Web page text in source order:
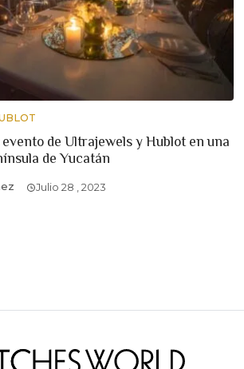
de Ultrajewels y Hublot en una
de Yucatán
Julio 28 , 2023